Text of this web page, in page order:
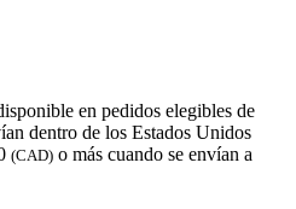
en pedidos elegibles de
dentro de los Estados Unidos
(CAD) o más cuando se envían a